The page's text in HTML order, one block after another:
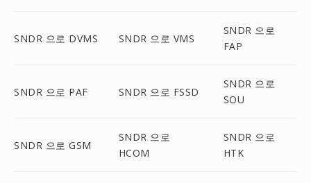
SNDR 으로 DVMS SNDR 으로 VMS
SNDR 으로
FAP
SNDR 으로 PAF SNDR 으로 FSSD
SNDR 으로
SOU
SNDR 으로 GSM
SNDR 으로
HCOM
SNDR 으로
HTK